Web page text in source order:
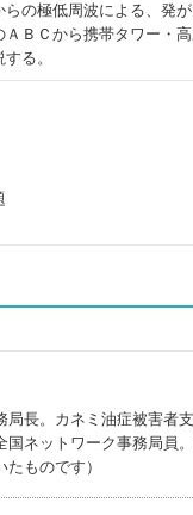
の極低周波による、発
ＢＣから携帯タワー・
る。
長。カネミ油症被害者
ネットワーク事務局員
ものです）